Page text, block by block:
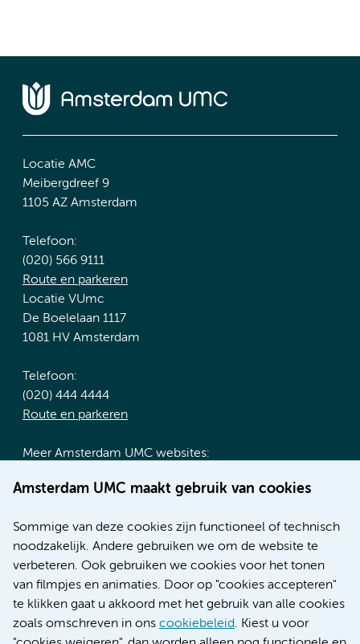
Amsterdam UMC maakt gebruik van cookies
Sommige van deze cookies zijn functioneel of technisch
noodzakelijk. Andere gebruiken we om de website te
verbeteren. Ook gebruiken we cookies voor het tonen
van filmpjes en animaties. Door op "cookies accepteren"
te klikken gaat u akkoord met het gebruik van alle cookies
zoals omschreven in ons cookiebeleid. Kiest u voor
Locatie AMC
Meibergdreef 9
1105 AZ Amsterdam
Telefoon:
(020) 566 9111
Route en parkeren
Locatie VUmc
De Boelelaan 1117
1081 HV Amsterdam
Telefoon:
(020) 444 4444
Route en parkeren
Meer Amsterdam UMC websites:
Werken bij Amsterdam UMC
Nieuws
Research
Educatie locatie AMC
Educatie locatie VUmc